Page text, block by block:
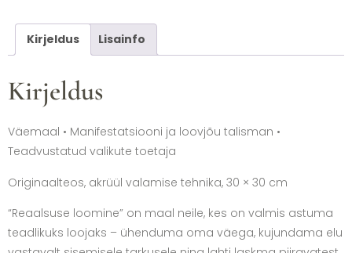
Kirjeldus Lisainfo
Kirjeldus
Väemaal • Manifestatsiooni ja loovjõu talisman •
Teadvustatud valikute toetaja
Originaalteos, akrüül valamise tehnika, 30 × 30 cm
“Reaalsuse loomine” on maal neile, kes on valmis astuma
teadlikuks loojaks – ühenduma oma väega, kujundama elu